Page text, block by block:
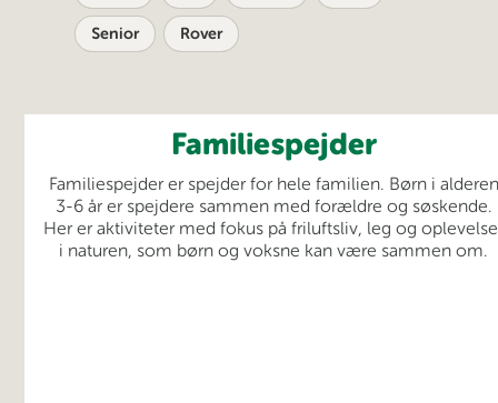
Senior Rover
Familiespejder
Familiespejder er spejder for hele familien. Børn i alderen
3-6 år er spejdere sammen med forældre og søskende.
Her er aktiviteter med fokus på friluftsliv, leg og
i naturen, som børn og voksne kan være sammen om.